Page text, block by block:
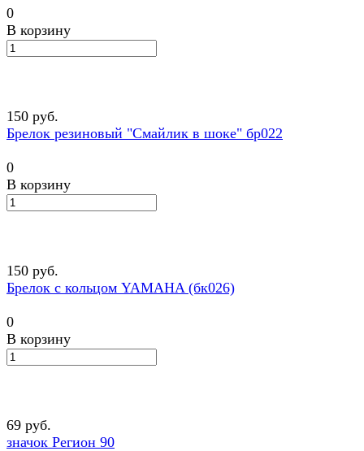
0
В корзину
150 руб.
Брелок резиновый "Смайлик в шоке" бр022
0
В корзину
150 руб.
Брелок с кольцом YAMAHA (бк026)
0
В корзину
69 руб.
значок Регион 90